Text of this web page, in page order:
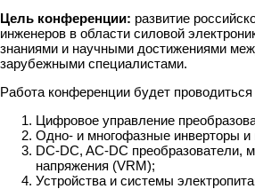
Цель конференции: развитие
инженеров в области силовой
знаниями и научными достижениями
зарубежными специалистами.
Работа конференции будет
Цифровое управление
Одно- и многофазные инверторы и
DC-DC, AC-DC преобразователи,
напряжения (VRM);
Устройства и системы